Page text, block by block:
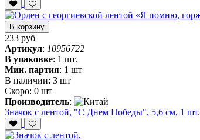
В корзину
233 руб
Артикул: 10956722
В упаковке: 1 шт.
Мин. партия: 1 шт
В наличии: 3 шт
Скоро: 0 шт
Производитель:
Значок с лентой, "С Днем Победы", 5,6 см, 1 шт.